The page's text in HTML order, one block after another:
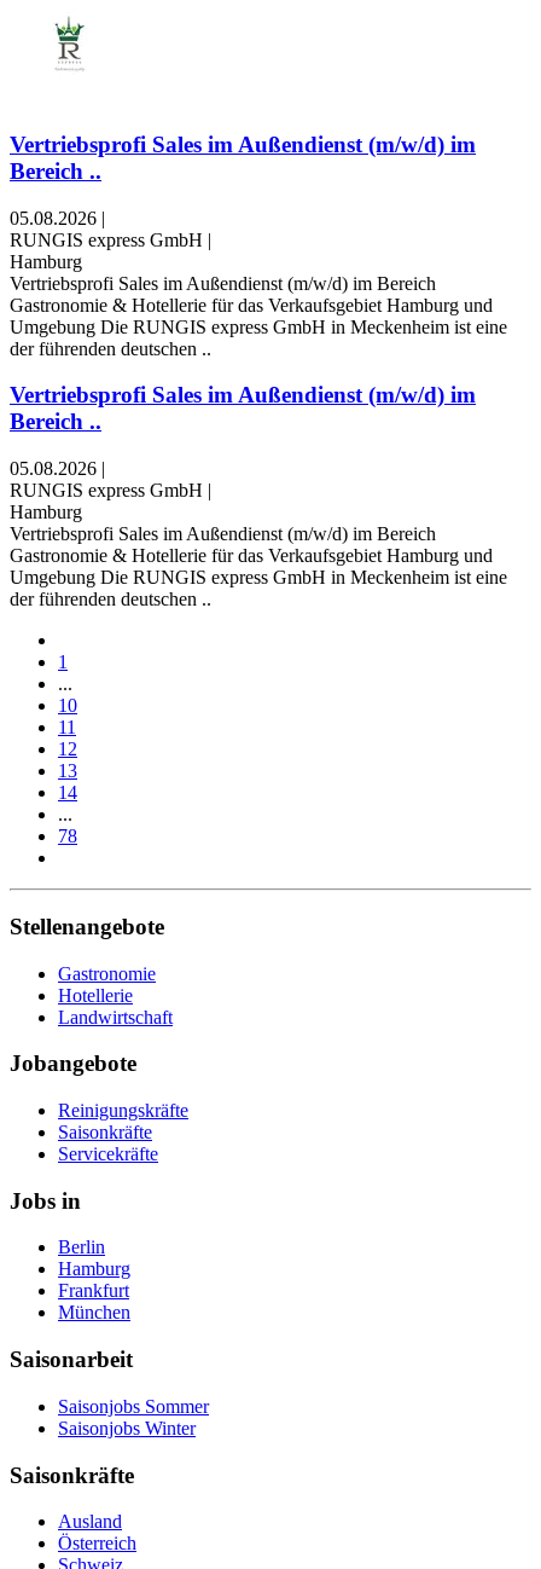
Vertriebsprofi Sales im Außendienst (m/w/d) im
Bereich ..
05.08.2026 |
RUNGIS express GmbH |
Hamburg
Vertriebsprofi Sales im Außendienst (m/w/d) im Bereich
Gastronomie & Hotellerie für das Verkaufsgebiet Hamburg und
Umgebung Die RUNGIS express GmbH in Meckenheim ist eine
der führenden deutschen ..
Vertriebsprofi Sales im Außendienst (m/w/d) im
Bereich ..
05.08.2026 |
RUNGIS express GmbH |
Hamburg
Vertriebsprofi Sales im Außendienst (m/w/d) im Bereich
Gastronomie & Hotellerie für das Verkaufsgebiet Hamburg und
Umgebung Die RUNGIS express GmbH in Meckenheim ist eine
der führenden deutschen ..
1
...
10
11
12
13
14
...
78
Stellenangebote
Gastronomie
Hotellerie
Landwirtschaft
Jobangebote
Reinigungskräfte
Saisonkräfte
Servicekräfte
Jobs in
Berlin
Hamburg
Frankfurt
München
Saisonarbeit
Saisonjobs Sommer
Saisonjobs Winter
Saisonkräfte
Ausland
Österreich